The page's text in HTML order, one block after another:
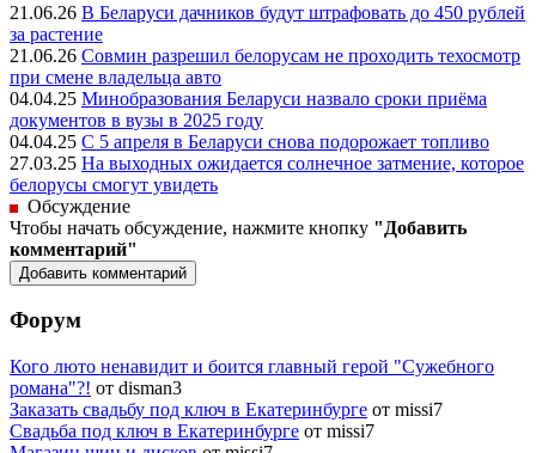
21.06.26 В Беларуси дачников будут штрафовать до 450 рублей
за растение
21.06.26 Совмин разрешил белорусам не проходить техосмотр
при смене владельца авто
04.04.25 Минобразования Беларуси назвало сроки приёма
документов в вузы в 2025 году
04.04.25 С 5 апреля в Беларуси снова подорожает топливо
27.03.25 На выходных ожидается солнечное затмение, которое
белорусы смогут увидеть
Обсуждение
Чтобы начать обсуждение, нажмите кнопку "Добавить
комментарий"
Форум
Кого люто ненавидит и боится главный герой "Сужебного
романа"?! от disman3
Заказать свадьбу под ключ в Екатеринбурге от missi7
Cвадьба под ключ в Екатеринбурге от missi7